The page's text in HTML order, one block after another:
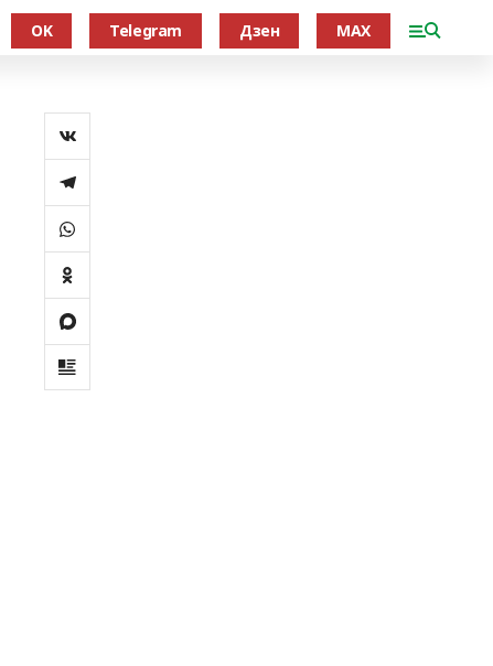
OK Telegram Дзен MAX